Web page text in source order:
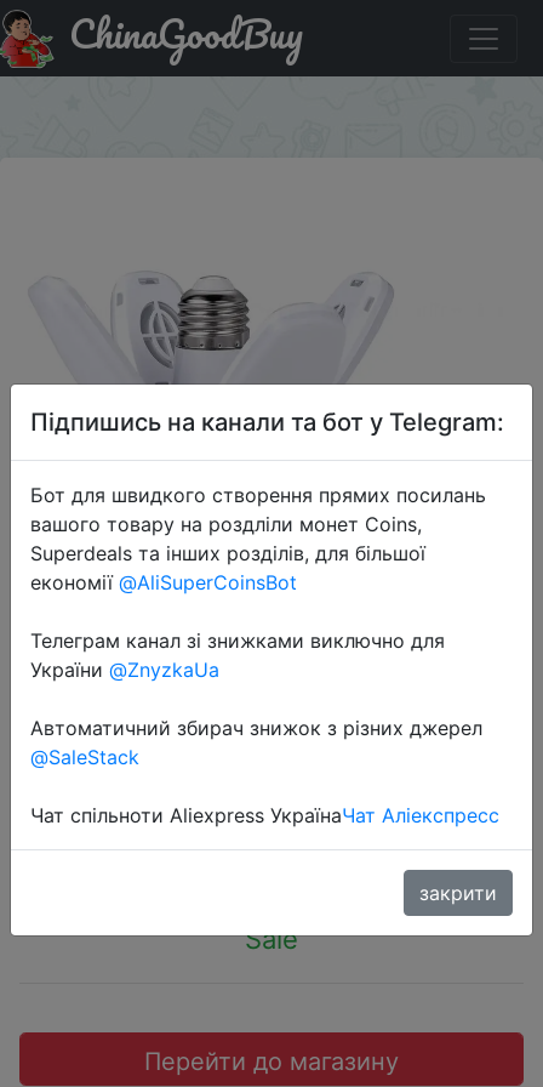
Придбати Складная Светодиодная лампа E27, 220 В,
110 В, 28 Вт, 360 °
ChinaGoodBuy
2022-07-12
Складная Светодиодная лампа
E27, 220 В, 110 В, 28 Вт, 360 °
$2.98
Sale
Перейти до магазину
Підпишись на канали та бот у Telegram:
Бот для швидкого створення прямих посилань
вашого товару на роздліли монет Coins,
Superdeals та інших розділів, для більшої
економії @AliSuperCoinsBot
Телеграм канал зі знижками виключно для
України @ZnyzkaUa
Автоматичний збирач знижок з різних джерел
@SaleStack
Чат спільноти Aliexpress УкраїнаЧат Аліекспресс
закрити